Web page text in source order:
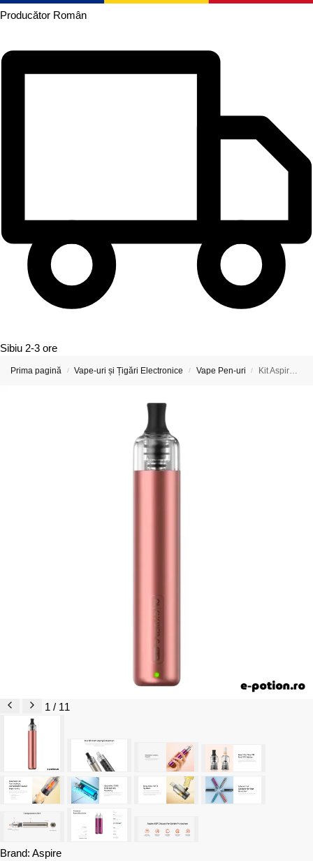
Producător Român
Sibiu 2-3 ore
Prima pagină / Vape-uri și Țigări Electronice / Vape Pen-uri / Kit Aspire Cyber G Slim DTE 3ml 1200mAh Metallic Rose
1 / 11
Brand: Aspire